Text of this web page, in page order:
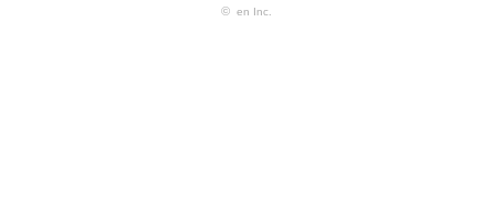
© en Inc.